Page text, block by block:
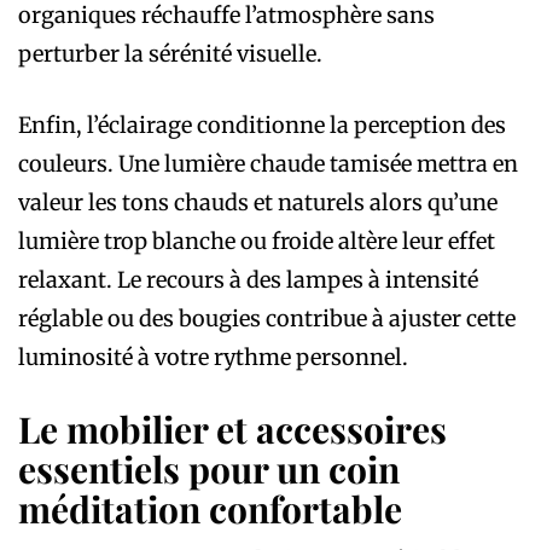
organiques réchauffe l’atmosphère sans
perturber la sérénité visuelle.
Enfin, l’éclairage conditionne la perception des
couleurs. Une lumière chaude tamisée mettra en
valeur les tons chauds et naturels alors qu’une
lumière trop blanche ou froide altère leur effet
relaxant. Le recours à des lampes à intensité
réglable ou des bougies contribue à ajuster cette
luminosité à votre rythme personnel.
Le mobilier et accessoires
essentiels pour un coin
méditation confortable